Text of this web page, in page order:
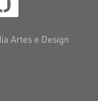
Artes e Design